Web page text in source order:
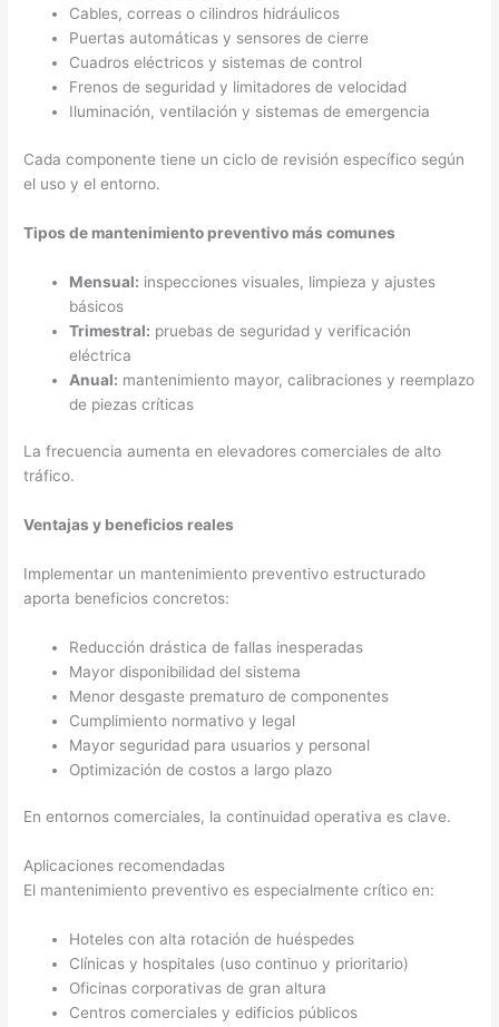
Cables, correas o cilindros hidráulicos
Puertas automáticas y sensores de cierre
Cuadros eléctricos y sistemas de control
Frenos de seguridad y limitadores de velocidad
Iluminación, ventilación y sistemas de emergencia
Cada componente tiene un ciclo de revisión específico según
el uso y el entorno.
Tipos de mantenimiento preventivo más comunes
Mensual: inspecciones visuales, limpieza y ajustes
básicos
Trimestral: pruebas de seguridad y verificación
eléctrica
Anual: mantenimiento mayor, calibraciones y reemplazo
de piezas críticas
La frecuencia aumenta en elevadores comerciales de alto
tráfico.
Ventajas y beneficios reales
Implementar un mantenimiento preventivo estructurado
aporta beneficios concretos:
Reducción drástica de fallas inesperadas
Mayor disponibilidad del sistema
Menor desgaste prematuro de componentes
Cumplimiento normativo y legal
Mayor seguridad para usuarios y personal
Optimización de costos a largo plazo
En entornos comerciales, la continuidad operativa es clave.
Aplicaciones recomendadas
El mantenimiento preventivo es especialmente crítico en:
Hoteles con alta rotación de huéspedes
Clínicas y hospitales (uso continuo y prioritario)
Oficinas corporativas de gran altura
Centros comerciales y edificios públicos